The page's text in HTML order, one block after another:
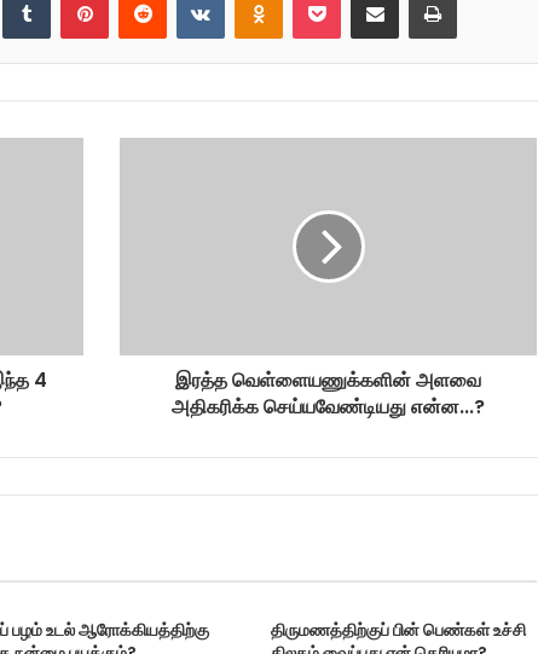
4
இரத்த வெள்ளையணுக்களின் அளவை
அதிகரிக்க செய்யவேண்டியது என்ன...?
பழம் உடல் ஆரோக்கியத்திற்கு
திருமணத்திற்குப் பின் பெண்கள் உச்சி